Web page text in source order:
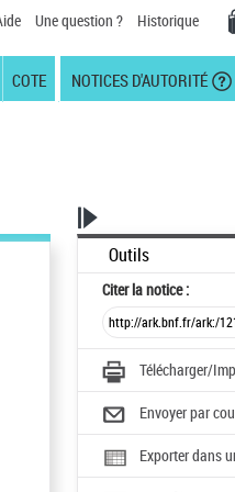
Une question ? Historique
COTE NOTICES D'AUTORITÉ
Outils
Citerla notice :
Télécharger/
Envoyer par
Exporter dans